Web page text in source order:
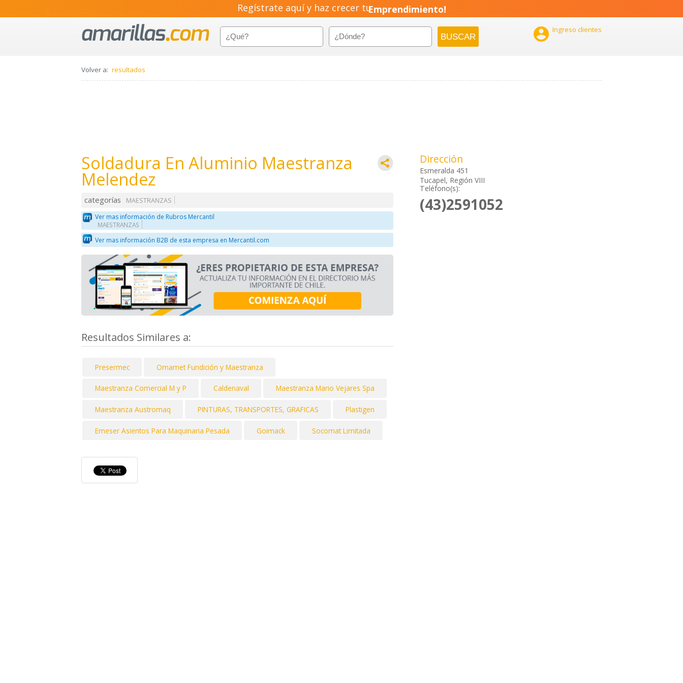
Regístrate aquí y haz crecer tuEmprendimiento!
 Ingreso clientes
Volver a: resultados
Soldadura En Aluminio Maestranza
Melendez
categorías
MAESTRANZAS
Ver mas información de Rubros Mercantil
MAESTRANZAS
Ver mas información B2B de esta empresa en Mercantil.com
Resultados Similares a:
Presermec Omamet Fundición y Maestranza
Maestranza Comercial M y P Caldenaval Maestranza Mario Vejares Spa
Maestranza Austromaq PINTURAS, TRANSPORTES, GRAFICAS Plastigen
Emeser Asientos Para Maquinaria Pesada Goimack Socomat Limitada
Dirección
Esmeralda 451
Tucapel, Región VIII
Teléfono(s):
(43)2591052